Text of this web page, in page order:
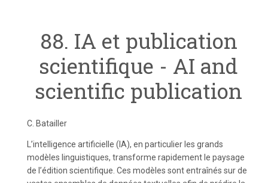
88. IA et publication
scientifique - AI and
scientific publication
C. Batailler
L’intelligence artificielle (IA), en particulier les grands
modèles linguistiques, transforme rapidement le paysage
de l’édition scientifique. Ces modèles sont entraînés sur de